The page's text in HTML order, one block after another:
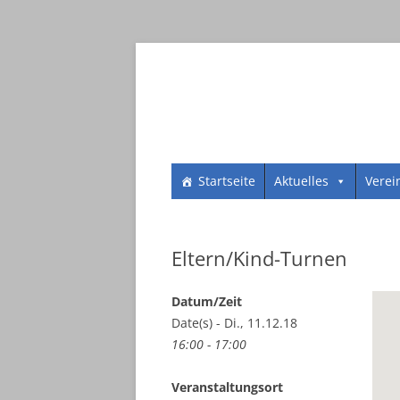
SV 1961 Dorheim
SV 1961 Dorheim e.V.
Zum
InhaltStartseite Aktuelles
Eltern/Kind-Turnen
Datum/Zeit
Date(s) - Di., 11.12.18
16:00 - 17:00
Veranstaltungsort